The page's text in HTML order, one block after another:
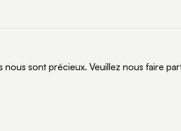
sont précieux. Veuillez nous faire